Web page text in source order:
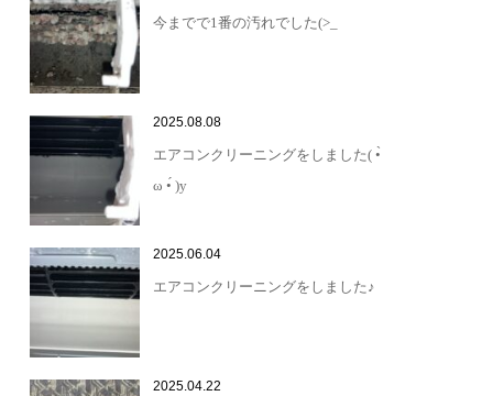
今までで1番の汚れでした(>_
2025.08.08
エアコンクリーニングをしました( •̀
ω •́ )y
2025.06.04
エアコンクリーニングをしました♪
2025.04.22